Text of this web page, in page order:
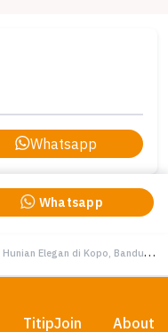
Whatsapp
Whatsapp
Hunian Elegan di Kopo, Bandung, 7 Kamar Tidur, LT 205m²
TitipJoin About